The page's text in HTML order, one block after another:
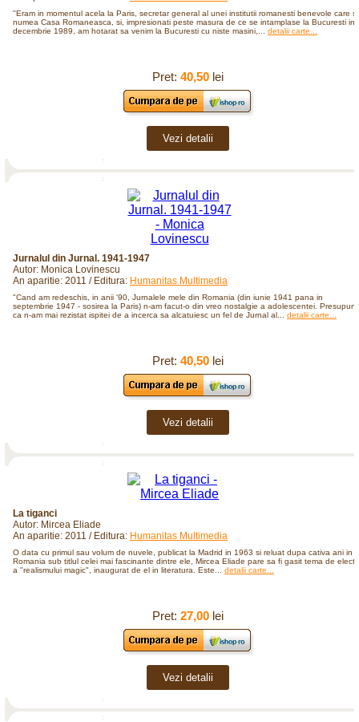
''Eram in momentul acela la Paris, secretar general al unei institutii romanesti benevole care
numea Casa Romaneasca, si, impresionati peste masura de ce se intamplase la Bucuresti in
decembrie 1989, am hotarat sa venim la Bucuresti cu niste masini,... detalii carte...
Pret: 40,50lei
Vezi detalii
Jurnalul din Jurnal. 1941-1947
Autor: Monica Lovinescu
An aparitie: 2011 / Editura: Humanitas Multimedia
"Cand am redeschis, in anii '90, Jurnalele mele din Romania (din iunie 1941 pana in
septembrie 1947 - sosirea la Paris) n-am facut-o din vreo nostalgie a adolescentei. Presupun
ca n-am mai rezistat ispitei de a incerca sa alcatuiesc un fel de Jurnal al... detalii carte...
Pret: 40,50lei
Vezi detalii
La tiganci
Autor: Mircea Eliade
An aparitie: 2011 / Editura: Humanitas Multimedia
O data cu primul sau volum de nuvele, publicat la Madrid in 1963 si reluat dupa cativa ani in
Romania sub titlul celei mai fascinante dintre ele, Mircea Eliade pare sa fi gasit tema de
a "realismului magic", inaugurat de el in literatura. Este... detalii carte...
Pret: 27,00lei
Vezi detalii